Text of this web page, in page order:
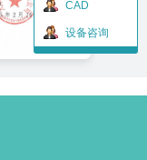
CAD
设备咨询